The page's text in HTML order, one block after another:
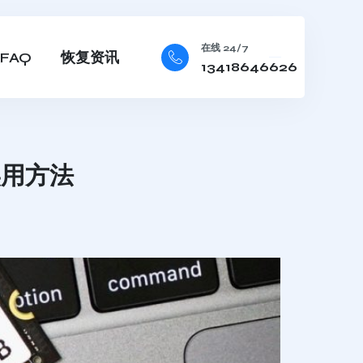
恢复资讯
在线 24/7
13418646626
方法